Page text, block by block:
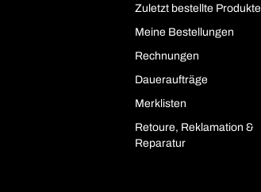
Zuletzt bestellte Produkte
Meine Bestellungen
Rechnungen
Daueraufträge
Merklisten
Retoure, Reklamation &
Reparatur